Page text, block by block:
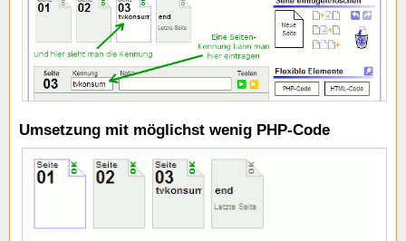
Umsetzung mit möglichst wenig PHP-Code